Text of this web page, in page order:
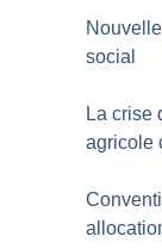
social
La crise
agricole